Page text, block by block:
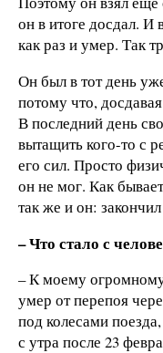
он в итоге досдал. И
как раз и умер. Так
Он был в тот день
потому что,
В последний день
вытащить кого-то с
его сил. Просто
он не мог. Как
так же и он:
– Что стало с
– К моему
умер от перепоя
под колесами
с утра после 23